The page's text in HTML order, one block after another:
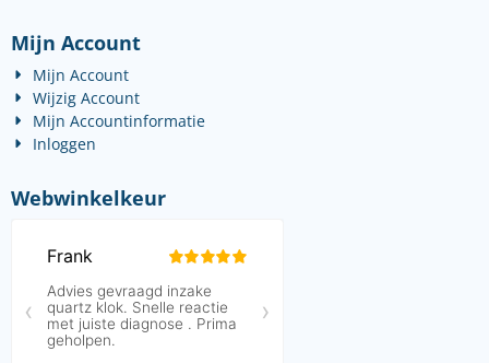
Mijn Account
Mijn Account
Wijzig Account
Mijn Accountinformatie
Inloggen
Webwinkelkeur